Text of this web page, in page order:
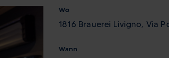
Wo
1816 Brauerei Livigno, Via
Wann